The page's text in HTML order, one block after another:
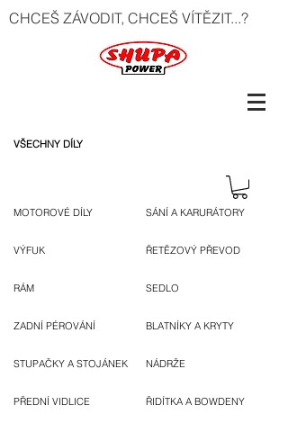
CHCEŠ ZÁVODIT, CHCEŠ VÍTĚZIT...?
VŠECHNY DÍLY
MOTOROVÉ DÍLY
VÝFUK
RÁM
ZADNÍ PÉROVÁNÍ
STUPAČKY A STOJÁNEK
PŘEDNÍ VIDLICE
SÁNÍ A KARURÁTORY
ŘETĚZOVÝ PŘEVOD
SEDLO
BLATNÍKY A KRYTY
NÁDRŽE
ŘIDÍTKA A BOWDENY